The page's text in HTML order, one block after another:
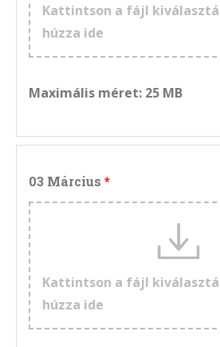
Kattintson a fájl
húzza ide
Maximális méret: 25 MB
03 Március
Kattintson a fájl
húzza ide